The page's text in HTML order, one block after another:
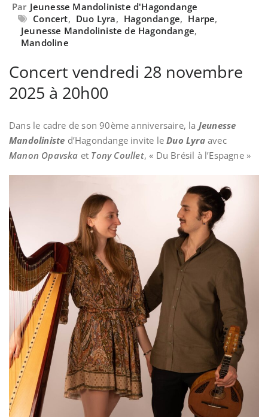
Par Jeunesse Mandoliniste d'Hagondange
Concert, Duo Lyra, Hagondange, Harpe,
Jeunesse Mandoliniste de Hagondange,
Mandoline
Concert vendredi 28 novembre
2025 à 20h00
Dans le cadre de son 90ème anniversaire, la Jeunesse
Mandoliniste d’Hagondange invite leDuo Lyraavec
Manon Opavska et Tony Coullet, « Du Brésil à l’Espagne »